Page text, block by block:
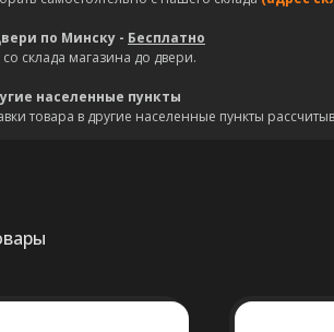
по Минску - Бесплатно
склада магазина до двери.
населенные пункты
товара в другие населенные пункты